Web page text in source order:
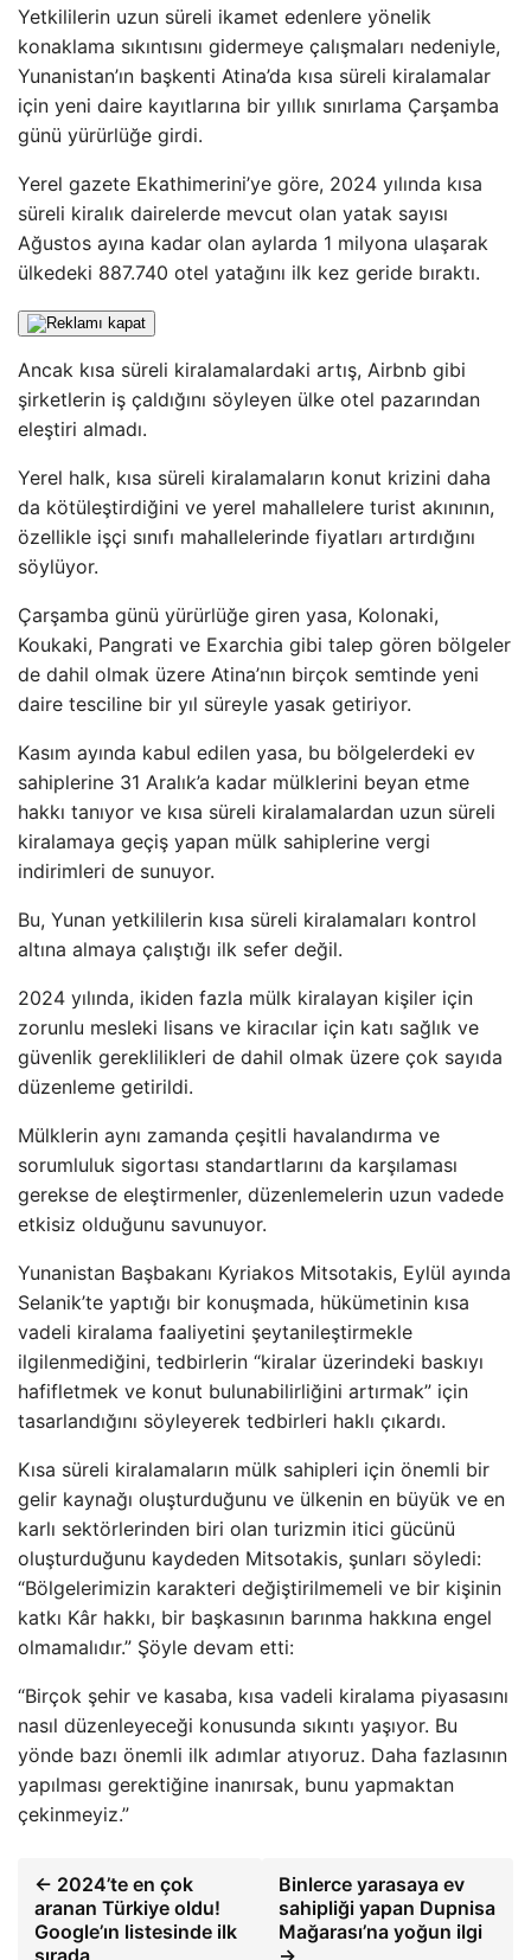
Yetkililerin uzun süreli ikamet edenlere yönelik
konaklama sıkıntısını gidermeye çalışmaları nedeniyle,
Yunanistan’ın başkenti Atina’da kısa süreli kiralamalar
için yeni daire kayıtlarına bir yıllık sınırlama Çarşamba
günü yürürlüğe girdi.
Yerel gazete Ekathimerini’ye göre, 2024 yılında kısa
süreli kiralık dairelerde mevcut olan yatak sayısı
Ağustos ayına kadar olan aylarda 1 milyona ulaşarak
ülkedeki 887.740 otel yatağını ilk kez geride bıraktı.
Ancak kısa süreli kiralamalardaki artış, Airbnb gibi
şirketlerin iş çaldığını söyleyen ülke otel pazarından
eleştiri almadı.
Yerel halk, kısa süreli kiralamaların konut krizini daha
da kötüleştirdiğini ve yerel mahallelere turist akınının,
özellikle işçi sınıfı mahallelerinde fiyatları artırdığını
söylüyor.
Çarşamba günü yürürlüğe giren yasa, Kolonaki,
Koukaki, Pangrati ve Exarchia gibi talep gören bölgeler
de dahil olmak üzere Atina’nın birçok semtinde yeni
daire tesciline bir yıl süreyle yasak getiriyor.
Kasım ayında kabul edilen yasa, bu bölgelerdeki ev
sahiplerine 31 Aralık’a kadar mülklerini beyan etme
hakkı tanıyor ve kısa süreli kiralamalardan uzun süreli
kiralamaya geçiş yapan mülk sahiplerine vergi
indirimleri de sunuyor.
Bu, Yunan yetkililerin kısa süreli kiralamaları kontrol
altına almaya çalıştığı ilk sefer değil.
2024 yılında, ikiden fazla mülk kiralayan kişiler için
zorunlu mesleki lisans ve kiracılar için katı sağlık ve
güvenlik gereklilikleri de dahil olmak üzere çok sayıda
düzenleme getirildi.
Mülklerin aynı zamanda çeşitli havalandırma ve
sorumluluk sigortası standartlarını da karşılaması
gerekse de eleştirmenler, düzenlemelerin uzun vadede
etkisiz olduğunu savunuyor.
Yunanistan Başbakanı Kyriakos Mitsotakis, Eylül ayında
Selanik’te yaptığı bir konuşmada, hükümetinin kısa
vadeli kiralama faaliyetini şeytanileştirmekle
ilgilenmediğini, tedbirlerin “kiralar üzerindeki baskıyı
hafifletmek ve konut bulunabilirliğini artırmak” için
tasarlandığını söyleyerek tedbirleri haklı çıkardı.
Kısa süreli kiralamaların mülk sahipleri için önemli bir
gelir kaynağı oluşturduğunu ve ülkenin en büyük ve en
karlı sektörlerinden biri olan turizmin itici gücünü
oluşturduğunu kaydeden Mitsotakis, şunları söyledi:
“Bölgelerimizin karakteri değiştirilmemeli ve bir kişinin
katkı Kâr hakkı, bir başkasının barınma hakkına engel
olmamalıdır.” Şöyle devam etti:
“Birçok şehir ve kasaba, kısa vadeli kiralama piyasasını
nasıl düzenleyeceği konusunda sıkıntı yaşıyor. Bu
yönde bazı önemli ilk adımlar atıyoruz. Daha fazlasının
yapılması gerektiğine inanırsak, bunu yapmaktan
çekinmeyiz.”
← 2024’te en çok
aranan Türkiye oldu!
Google’ın listesinde ilk
sırada
Binlerce yarasaya ev
sahipliği yapan Dupnisa
Mağarası’na yoğun ilgi
→